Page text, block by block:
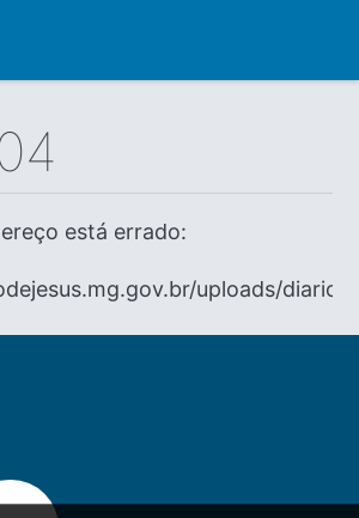
está errado:
uploads/diario/